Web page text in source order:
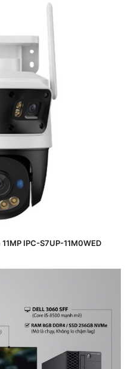
IPC-S7UP-11M0WED